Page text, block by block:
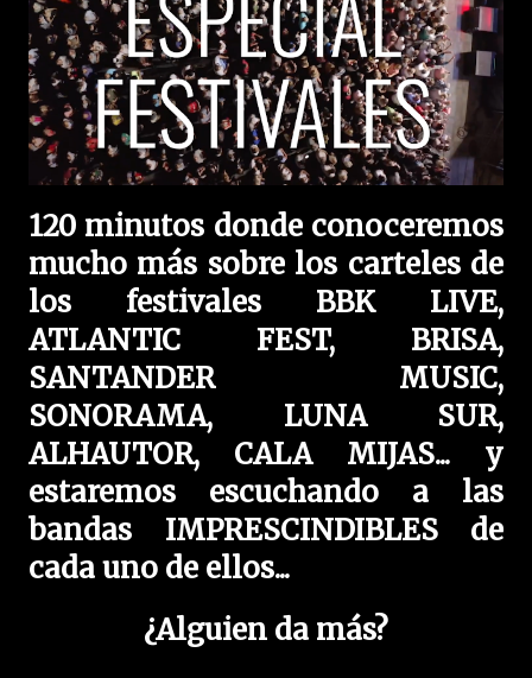
120 minutos donde conoceremos
mucho más sobre los carteles de
los festivales BBK LIVE,
ATLANTIC FEST, BRISA,
SANTANDER MUSIC,
SONORAMA, LUNA SUR,
ALHAUTOR, CALA MIJAS... y
estaremos escuchando a las
bandas IMPRESCINDIBLES de
cada uno de ellos...
¿Alguien da más?